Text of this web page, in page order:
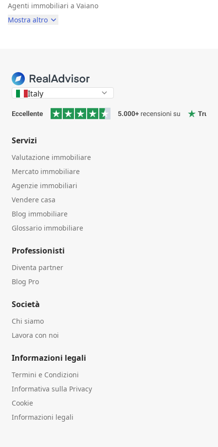
Agenti immobiliari a Vaiano
Mostra altro
Italy
Servizi
Valutazione immobiliare
Mercato immobiliare
Agenzie immobiliari
Vendere casa
Blog immobiliare
Glossario immobiliare
Professionisti
Diventa partner
Blog Pro
Società
Chi siamo
Lavora con noi
Informazioni legali
Termini e Condizioni
Informativa sulla Privacy
Cookie
Informazioni legali